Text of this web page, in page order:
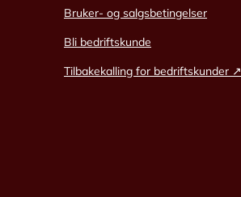
Bruker- og salgsbetingelser
Bli bedriftskunde
Tilbakekalling for bedriftskunder ↗